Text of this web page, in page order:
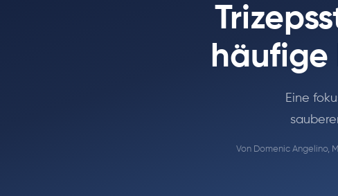
häufige
Eine
Von Domenic Angelino,